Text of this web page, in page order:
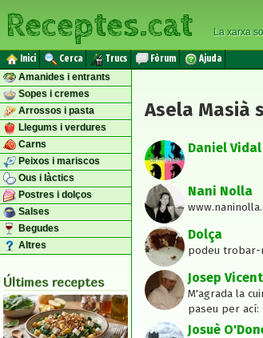
Receptes.cat La xarxa
Inici Cerca Trucs Fòrum Ajuda
Amanides i entrants
Sopes i cremes
Arrossos i pasta
Llegums i verdures
Carns
Peixos i mariscos
Ous i làctics
Postres i dolços
Salses
Begudes
Altres
Últimes receptes
Asela Masià
Daniel
Nani Nolla
Dolça
podeu
Josep
M'agrada la
paseu per
Josuè